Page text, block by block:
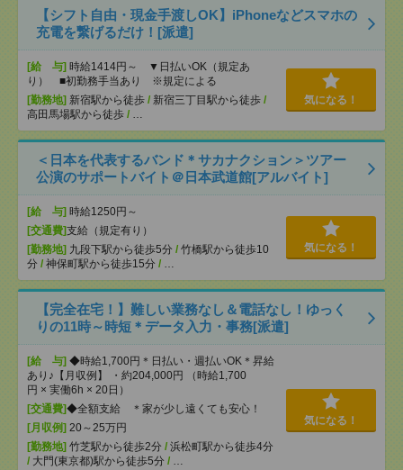
【シフト自由・現金手渡しOK】iPhoneなどスマホの
充電を繋げるだけ！[派遣]
[給 与] 時給1414円～ ▼日払いOK（規定あ
り） ■初勤務手当あり ※規定による
[勤務地] 新宿駅から徒歩 / 新宿三丁目駅から徒歩 /
高田馬場駅から徒歩 / …
気になる！
＜日本を代表するバンド＊サカナクション＞ツアー
公演のサポートバイト＠日本武道館[アルバイト]
[給 与] 時給1250円～
[交通費]支給（規定有り）
[勤務地] 九段下駅から徒歩5分 / 竹橋駅から徒歩10
分 / 神保町駅から徒歩15分 / …
気になる！
【完全在宅！】難しい業務なし＆電話なし！ゆっく
りの11時～時短＊データ入力・事務[派遣]
[給 与] ◆時給1,700円＊日払い・週払いOK＊昇給
あり♪【月収例】 ・約204,000円 （時給1,700
円 × 実働6h × 20日）
[交通費]◆全額支給 ＊家が少し遠くても安心！
[月収例] 20～25万円
[勤務地] 竹芝駅から徒歩2分 / 浜松町駅から徒歩4分
/ 大門(東京都)駅から徒歩5分 / …
気になる！